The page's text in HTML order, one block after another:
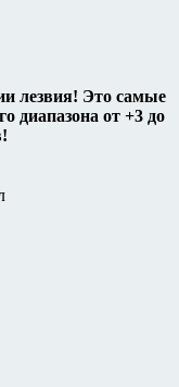
лезвия! Это самые
диапазона от +3 до